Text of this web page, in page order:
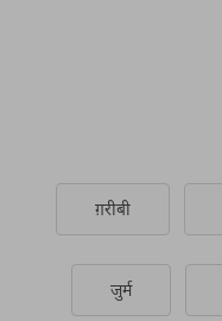
ग़रीबी
जुर्म